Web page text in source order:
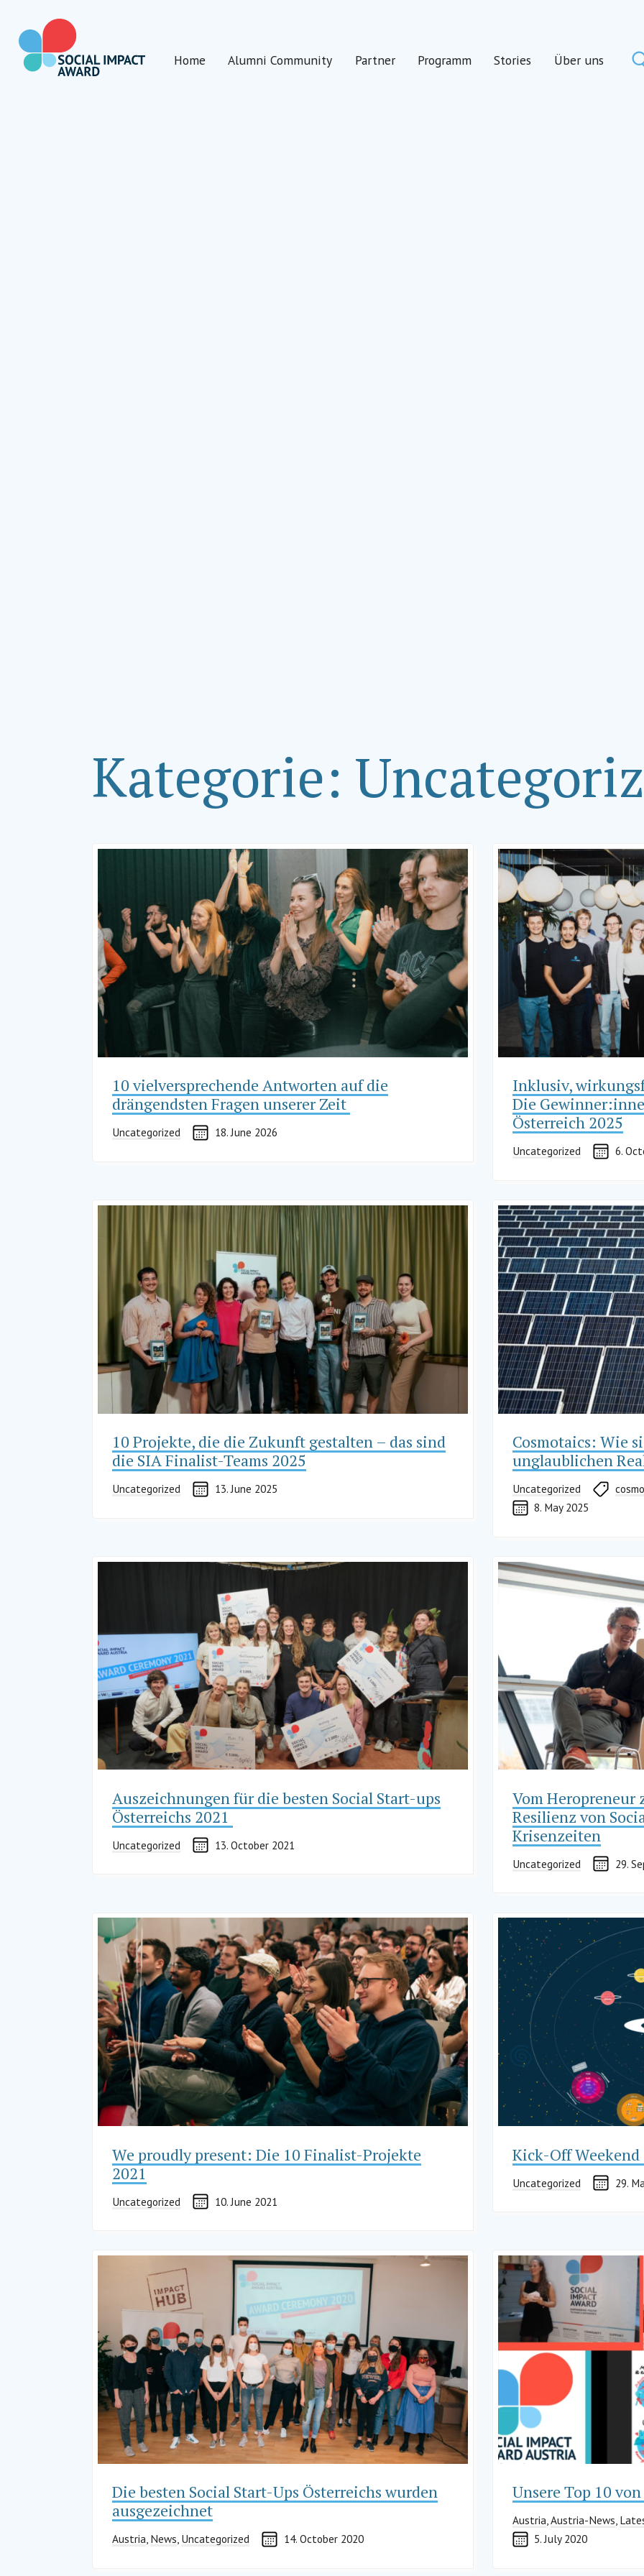
Inhalt
wechseln
Home Alumni Community Partner Programm Stories Über uns
Kategorie:
10 vielversprechende Antworten auf die
drängendsten Fragen unserer Zeit
Uncategorized 18. June 2026
Inklusiv,
Die
Österreich 2025
Uncategorized 6.
10 Projekte, die die Zukunft gestalten – das sind
die SIA Finalist-Teams 2025
Uncategorized 13. June 2025
Cosmotaics: Wie
unglaublichen
Uncategorized
8. May 2025
Auszeichnungen für die besten Social Start-ups
Österreichs 2021
Uncategorized 13. October 2021
Vom Heropreneur
Resilienz von
Krisenzeiten
Uncategorized 29.
We proudly present: Die 10 Finalist-Projekte
2021
Uncategorized 10. June 2021
Kick-Off Weekend
Uncategorized 29.
Die besten Social Start-Ups Österreichs wurden
ausgezeichnet
Austria, News, Uncategorized 14. October 2020
Unsere Top 10
Austria,Austria-News,
5. July 2020